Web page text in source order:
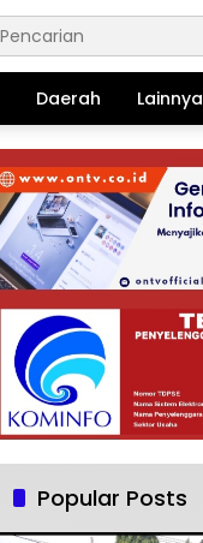
Daerah Lainnya
Popular Posts